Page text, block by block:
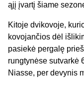
ąjį įvartį šiame
Kitoje dvikovoje,
kovojančios dėl
pasiekė pergalę
rungtynėse sutvarkė
Niasse, per devynis